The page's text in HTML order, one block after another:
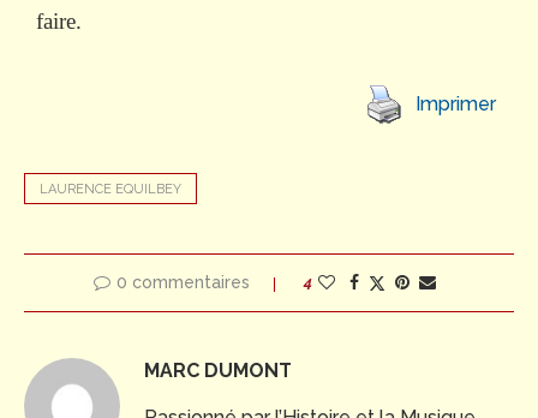
faire.
Imprimer
LAURENCE EQUILBEY
0 commentaires 4
MARC DUMONT